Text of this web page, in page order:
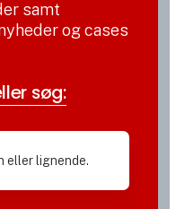
samt
og cases
søg: